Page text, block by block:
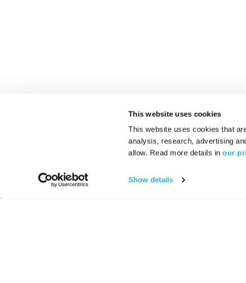
This website uses cookies
This website uses cookies that
analysis, research, advertising
allow. Read more details in our
Show details